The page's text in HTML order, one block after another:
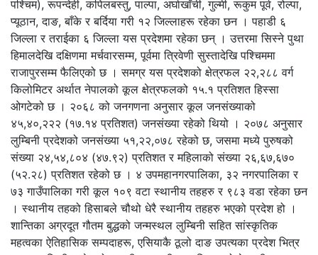
पश्चिम), रूपन्देही, कपिलबस्तु, पाल्पा, अर्घाखाँची, गुल्मी, रूकुम पूर्व, रोल्पा,
प्यूठान, दाङ, बाँके र बर्दिया गरी १२ जिल्लाहरू रहेका छन । पहाडी ६
जिल्ला र तराईका ६ जिल्ला यस प्रदेशमा रहेका छन् । उत्तरमा सिस्ने पुथा
हिमालदेखि दक्षिणमा मर्चवारसम्म, पूर्वमा त्रिवेणी सुस्तादेखि पश्चिममा
राजापुरसम्म फैलिएको छ । समग्र यस प्रदेशको क्षेत्रफल २२,२८८ वर्ग
किलोमिटर अर्थात नेपालको कूल क्षेत्रफलको १५.१ प्रतिशत हिस्सा
ओगटेको छ । २०६८ को जनगणना अनुसार कूल जनसंख्याको
४५,४०,२२२ (१७.१४ प्रतिशत) जनसंख्या रहेको थियो । २०७८ अनुसार
लुम्बिनी प्रदेशको जनसंख्या ५१,२२,०७८ रहेको छ, जसमा मध्ये पुरुषको
संख्या २४,५४,८०४ (४७.९२) प्रतिशत र महिलाको संख्या २६,६७,६७०
(५२.२८) प्रतिशत रहेको छ । ४ उपमहानगरपालिका, ३२ नगरपालिका र
७३ गाउँपालिका गरी कूल १०९ वटा स्थानीय तहहरु र ९८३ वडा रहेका छन
। स्थानीय तहको हिसाबले चौथो धेरै स्थानीय तहहरु भएको प्रदेश हो ।
शान्तिका अग्रदूत गौतम बुद्धको जन्मस्थल लुम्बिनी सहित सांस्कृतिक
महत्वका ऐतिहासिक सम्पदाहरू, एसियाकै ठूलो दाङ उपत्यका प्रदेश भित्र